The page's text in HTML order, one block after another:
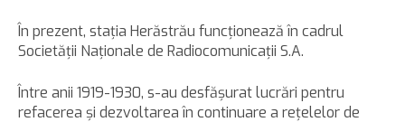
În prezent, staţia Herăstrău funcţionează în cadrul
Societăţii Naţionale de Radiocomunicaţii S.A.
Între anii 1919-1930, s-au desfăşurat lucrări pentru
refacerea şi dezvoltarea în continuare a reţelelor de